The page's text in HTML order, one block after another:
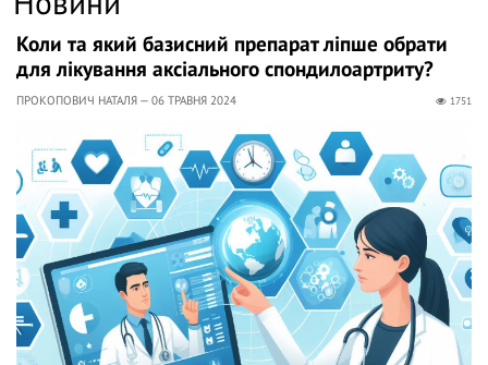
Коли та який базисний препарат ліпше обрати
для лікування аксіального спондилоартриту?
ПРОКОПОВИЧ НАТАЛЯ — 06 ТРАВНЯ 2024 1751